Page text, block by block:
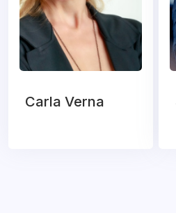
Carla Verna